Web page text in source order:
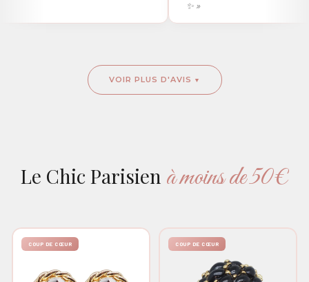
VOIR PLUS D'AVIS
Le Chic Parisien à moins de 50€
COUP DE CŒUR COUP DE CŒUR